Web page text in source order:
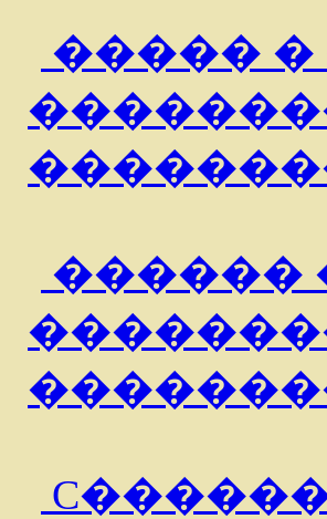
����� �
������